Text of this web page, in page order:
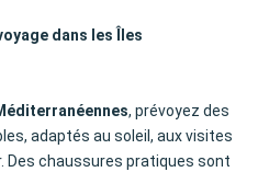
dans les Îles
, prévoyez des
adaptés au soleil, aux visites
Des chaussures pratiques sont